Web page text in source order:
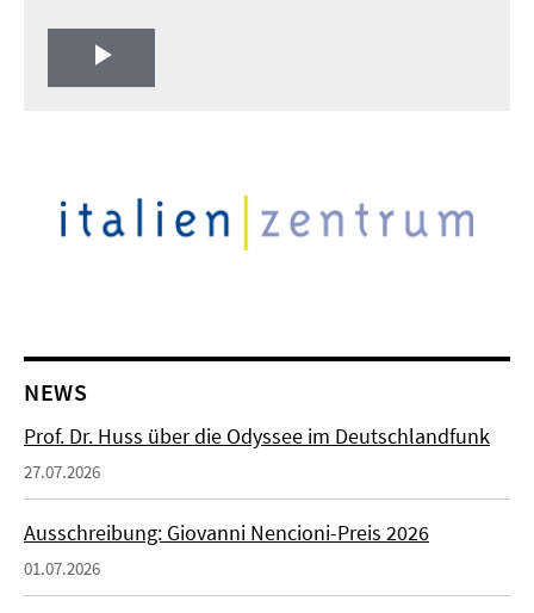
Play
NEWS
Prof. Dr. Huss über die Odyssee im Deutschlandfunk
27.07.2026
Ausschreibung: Giovanni Nencioni-Preis 2026
01.07.2026